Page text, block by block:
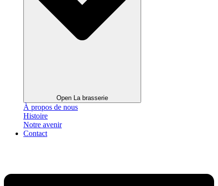
Open La brasserie
À propos de nous
Histoire
Notre avenir
Contact